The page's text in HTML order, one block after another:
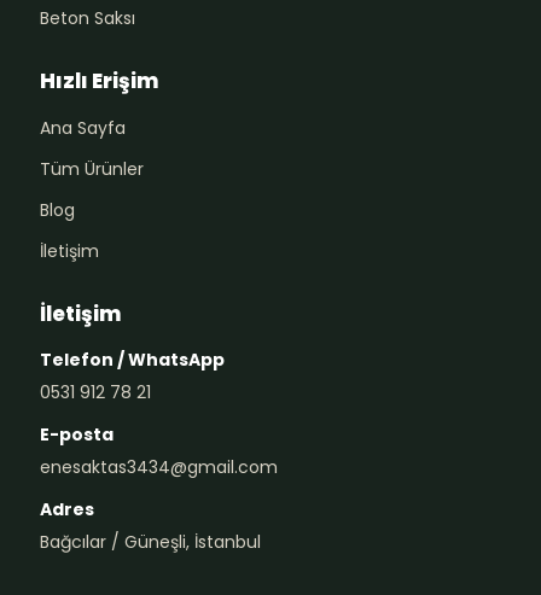
Beton Saksı
Hızlı Erişim
Ana Sayfa
Tüm Ürünler
Blog
İletişim
İletişim
Telefon / WhatsApp
0531 912 78 21
E-posta
enesaktas3434@gmail.com
Adres
Bağcılar / Güneşli, İstanbul